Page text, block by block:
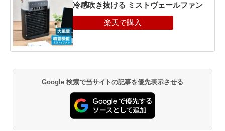
冷感吹き抜ける ミストヴェールファン
Google 検索で当サイトの記事を優先表示させる